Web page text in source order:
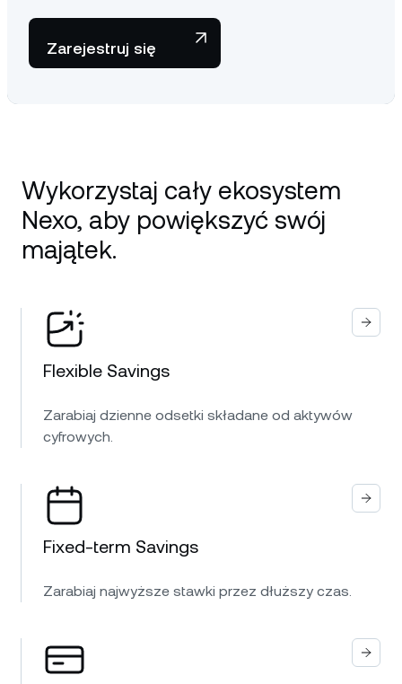
Zarejestruj się
Wykorzystaj cały ekosystem
Nexo, aby powiększyć swój
majątek.
Flexible Savings
Zarabiaj dzienne odsetki składane od aktywów
cyfrowych.
Fixed-term Savings
Zarabiaj najwyższe stawki przez dłuższy czas.